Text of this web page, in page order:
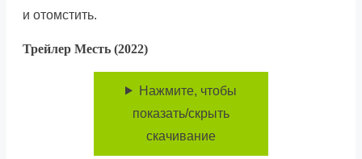
и отомстить.
Трейлер Месть (2022)
Нажмите, чтобы
показать/скрыть
скачивание